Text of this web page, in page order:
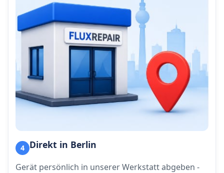
4 Direkt in Berlin
Gerät persönlich in unserer Werkstatt abgeben -